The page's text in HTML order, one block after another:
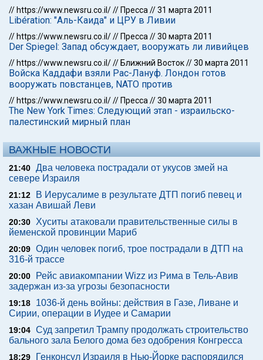
// https://www.newsru.co.il/// Пресса //31 марта 2011
Libération: "Аль-Каида" и ЦРУ в Ливии
// https://www.newsru.co.il/// Пресса //30 марта 2011
Der Spiegel: Запад обсуждает, вооружать ли ливийцев
// https://www.newsru.co.il/// Ближний Восток//30 марта 2011
Войска Каддафи взяли Рас-Лануф. Лондон готов
вооружать повстанцев, NATO против
// https://www.newsru.co.il/// Пресса //30 марта 2011
The New York Times: Следующий этап - израильско-
палестинский мирный план
ВАЖНЫЕ НОВОСТИ
21:40 Два человека пострадали от укусов змей на
севере Израиля
21:12
В Иерусалиме в результате ДТП погиб певец и
хазан Авишай Леви
20:30
Хуситы атаковали правительственные силы в
йеменской провинции Мариб
20:09 Один человек погиб, трое пострадали в ДТП на
316-й трассе
20:00
Рейс авиакомпании Wizz из Рима в Тель-Авив
задержан из-за угрозы безопасности
19:18
1036-й день войны: действия в Газе, Ливане и
Сирии, операции в Иудее и Самарии
19:04 Суд запретил Трампу продолжать строительство
бального зала Белого дома без одобрения Конгресса
18:29 Генконсул Израиля в Нью-Йорке распорядился